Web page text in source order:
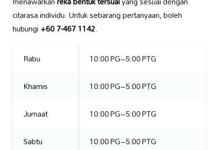
citarasa individu. Untuk sebarang pertanyaan, boleh
hubungi+60 7-467 1142.
Rabu
10:00 PG–5:00 PTG
Khamis
10:00 PG–5:00 PTG
Jumaat
10:00 PG–5:00 PTG
Sabtu
10:00 PG–5:00 PTG